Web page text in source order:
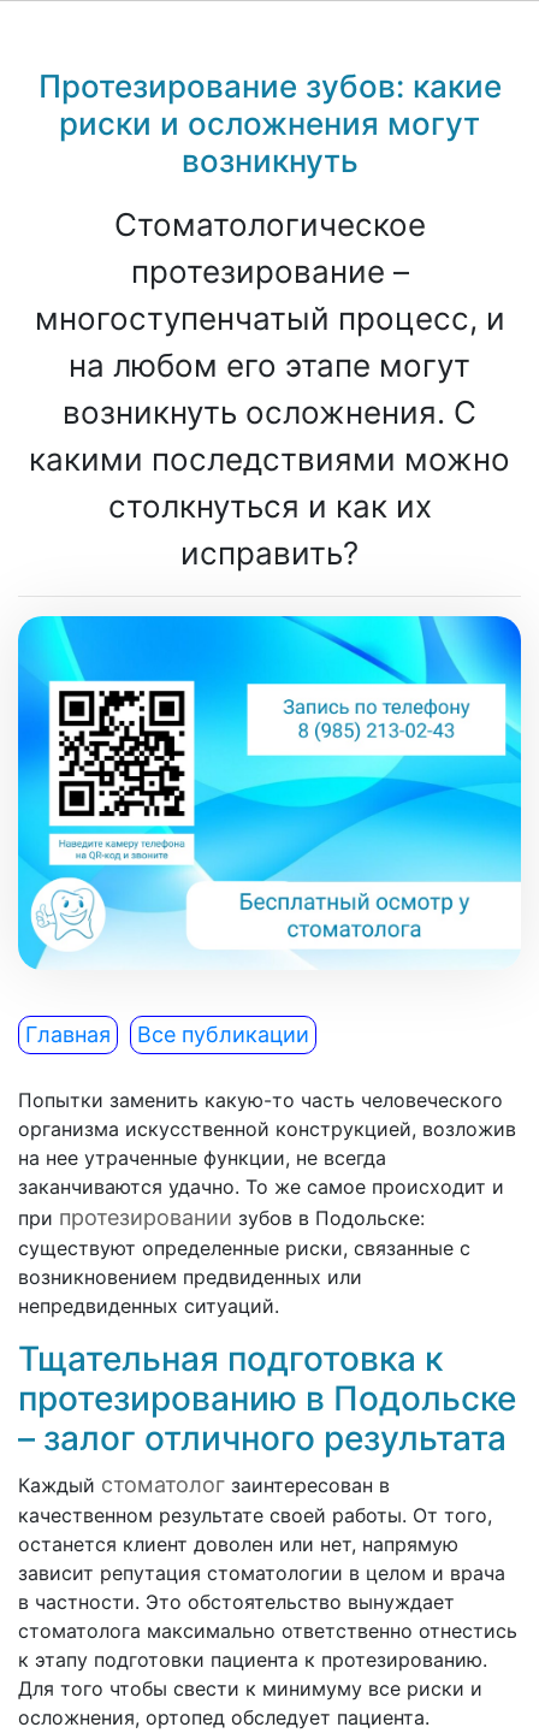
Протезирование зубов: какие
риски и осложнения могут
возникнуть
Стоматологическое
протезирование –
многоступенчатый процесс, и
на любом его этапе могут
возникнуть осложнения. С
какими последствиями можно
столкнуться и как их
исправить?
Главная Все публикации
Попытки заменить какую-то часть человеческого
организма искусственной конструкцией, возложив
на нее утраченные функции, не всегда
заканчиваются удачно. То же самое происходит и
при протезировании зубов в Подольске:
существуют определенные риски, связанные с
возникновением предвиденных или
непредвиденных ситуаций.
Тщательная подготовка к
протезированию в Подольске
– залог отличного результата
Каждый стоматолог заинтересован в
качественном результате своей работы. От того,
останется клиент доволен или нет, напрямую
зависит репутация стоматологии в целом и врача
в частности. Это обстоятельство вынуждает
стоматолога максимально ответственно отнестись
к этапу подготовки пациента к протезированию.
Для того чтобы свести к минимуму все риски и
осложнения, ортопед обследует пациента.